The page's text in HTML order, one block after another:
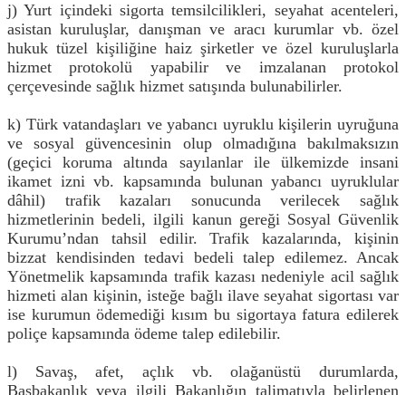
j) Yurt içindeki sigorta temsilcilikleri, seyahat acenteleri,
asistan kuruluşlar, danışman ve aracı kurumlar vb. özel
hukuk tüzel kişiliğine haiz şirketler ve özel kuruluşlarla
hizmet protokolü yapabilir ve imzalanan protokol
çerçevesinde sağlık hizmet satışında bulunabilirler.
k) Türk vatandaşları ve yabancı uyruklu kişilerin uyruğuna
ve sosyal güvencesinin olup olmadığına bakılmaksızın
(geçici koruma altında sayılanlar ile ülkemizde insani
ikamet izni vb. kapsamında bulunan yabancı uyruklular
dâhil) trafik kazaları sonucunda verilecek sağlık
hizmetlerinin bedeli, ilgili kanun gereği Sosyal Güvenlik
Kurumu’ndan tahsil edilir. Trafik kazalarında, kişinin
bizzat kendisinden tedavi bedeli talep edilemez. Ancak
Yönetmelik kapsamında trafik kazası nedeniyle acil sağlık
hizmeti alan kişinin, isteğe bağlı ilave seyahat sigortası var
ise kurumun ödemediği kısım bu sigortaya fatura edilerek
poliçe kapsamında ödeme talep edilebilir.
l) Savaş, afet, açlık vb. olağanüstü durumlarda,
Başbakanlık veya ilgili Bakanlığın talimatıyla belirlenen